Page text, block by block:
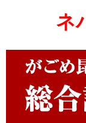
ネ